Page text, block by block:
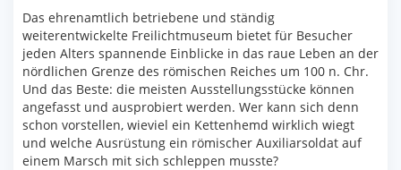
Das ehrenamtlich betriebene und ständig
weiterentwickelte Freilichtmuseum bietet für Besucher
jeden Alters spannende Einblicke in das raue Leben an der
nördlichen Grenze des römischen Reiches um 100 n. Chr.
Und das Beste: die meisten Ausstellungsstücke können
angefasst und ausprobiert werden. Wer kann sich denn
schon vorstellen, wieviel ein Kettenhemd wirklich wiegt
und welche Ausrüstung ein römischer Auxiliarsoldat auf
einem Marsch mit sich schleppen musste?